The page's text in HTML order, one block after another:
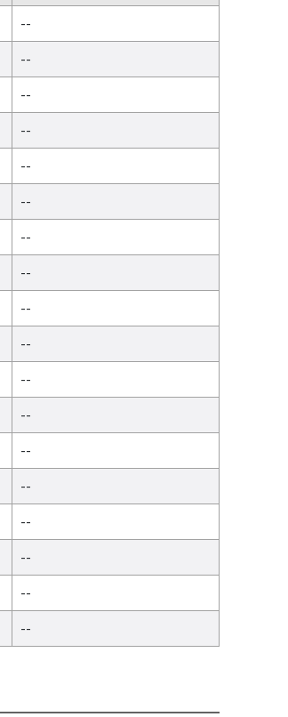
--
--
--
--
--
--
--
--
--
--
--
--
--
--
--
--
--
--